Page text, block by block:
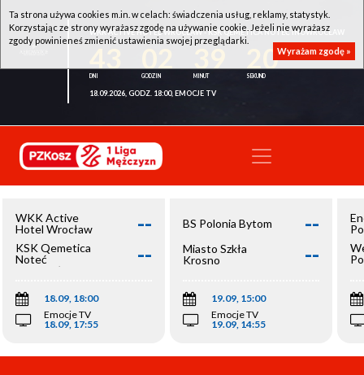
WKK ACTIVE HOTEL WROCŁAW - KSK QEMETICA NOTEĆ INOWROCŁAW
20
18.09.2026, GODZ. 18:00, EMOCJE TV
WKK Active
Hotel Wrocław
--
KSK Qemetica
Noteć
Inowrocław
--
18.09, 18:00
Emocje TV
18.09, 17:55
BS Polonia Bytom --
Miasto Szkła
Krosno
--
19.09, 15:00
Emocje TV
19.09, 14:55
Ta strona używa cookies m.in. w celach: świadczenia usług, reklamy, statystyk.
Korzystając ze strony wyrażasz zgodę na używanie cookie. Jeżeli nie wyrażasz
zgody powinieneś zmienić ustawienia swojej przeglądarki.
Wyrażam zgodę »